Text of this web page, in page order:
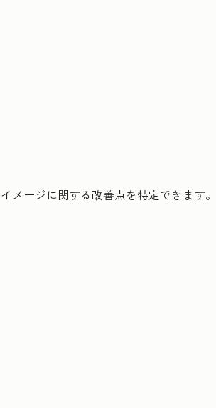
ージに関する改善点を特定できます。